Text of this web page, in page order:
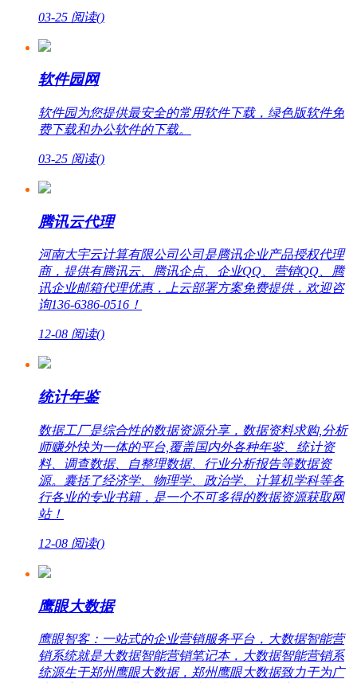
03-25 阅读()
软件园网
软件园为您提供最安全的常用软件下载，绿色版软件免
费下载和办公软件的下载。
03-25 阅读()
腾讯云代理
河南大宇云计算有限公司公司是腾讯企业产品授权代理
商，提供有腾讯云、腾讯企点、企业QQ、营销QQ、腾
讯企业邮箱代理优惠，上云部署方案免费提供，欢迎咨
询136-6386-0516！
12-08 阅读()
统计年鉴
数据工厂是综合性的数据资源分享，数据资料求购,分析
师赚外快为一体的平台,覆盖国内外各种年鉴、统计资
料、调查数据、自整理数据、行业分析报告等数据资
源。囊括了经济学、物理学、政治学、计算机学科等各
行各业的专业书籍，是一个不可多得的数据资源获取网
站！
12-08 阅读()
鹰眼大数据
鹰眼智客：一站式的企业营销服务平台，大数据智能营
销系统就是大数据智能营销笔记本，大数据智能营销系
统源生于郑州鹰眼大数据，郑州鹰眼大数据致力于为广